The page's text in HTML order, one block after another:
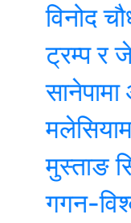
विनोद चौधरीले
ट्रम्प र
सानेपामा आज
मलेसियामा
मुस्ताङ
गगन-विश्वको